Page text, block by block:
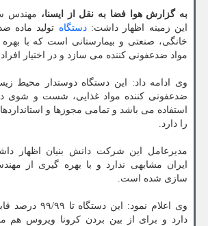
به گزارش هوا فضا به نقل از ایسنا، مهندس
این زمینه اظهار داشت:دستگاه تولید ماده
خانگی، صنعتی و بیمارستانی است که با
مواد ضدعفونی کننده می سازد و در اختیار
وی ادامه داد: این دستگاه دوستدار
ضدعفونی کننده مواد غذایی، شست و
استفاده می باشد و تمامی مجوزها و
را دارد.
مدیرعامل این شرکت دانش بنیان اظهار
ایران مشابهی ندارد و با بهره گیری از
سازی شده است.
وی اعلام نمود:
دارد و برای از بین بردن کرونا ویروس هم